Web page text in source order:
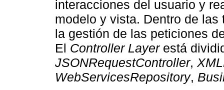
interacciones del usuario y
modelo y vista. Dentro de
la gestión de las peticiones
El Controller Layerestá
JSONRequestController,
WebServicesRepository,